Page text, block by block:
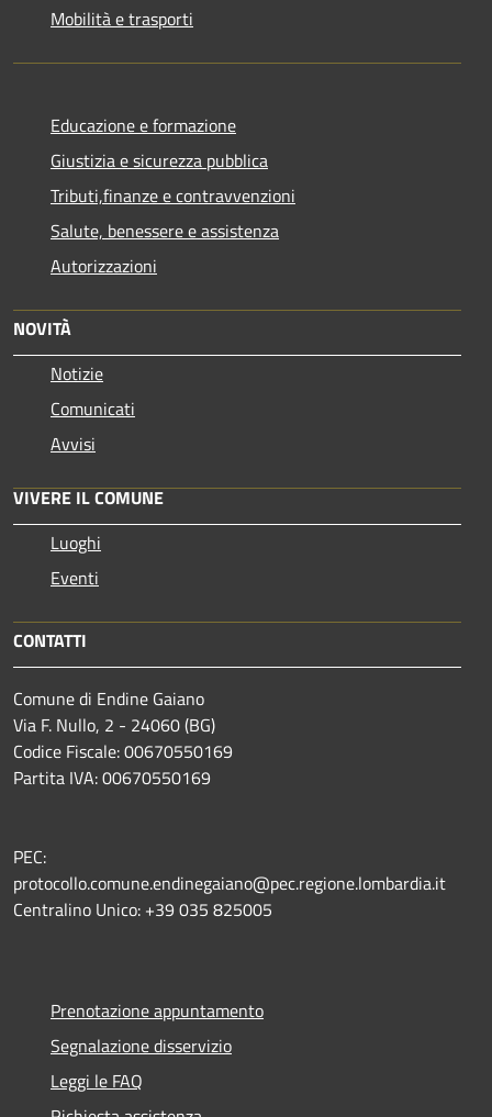
Mobilità e trasporti
Educazione e formazione
Giustizia e sicurezza pubblica
Tributi,finanze e contravvenzioni
Salute, benessere e assistenza
Autorizzazioni
NOVITÀ
Notizie
Comunicati
Avvisi
VIVERE IL COMUNE
Luoghi
Eventi
CONTATTI
Comune di Endine Gaiano
Via F. Nullo, 2 - 24060 (BG)
Codice Fiscale: 00670550169
Partita IVA: 00670550169
PEC:
protocollo.comune.endinegaiano@pec.regione.lombardia.it
Centralino Unico: +39 035 825005
Prenotazione appuntamento
Segnalazione disservizio
Leggi le FAQ